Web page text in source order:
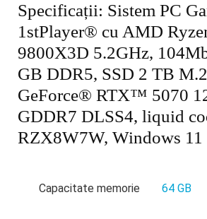
Specificații: Sistem PC
1stPlayer® cu AMD
9800X3D 5.2GHz,
GB DDR5, SSD 2 TB
GeForce® RTX™ 5070
GDDR7 DLSS4, liquid
RZX8W7W, Windows 11
Capacitate memorie 64 GB